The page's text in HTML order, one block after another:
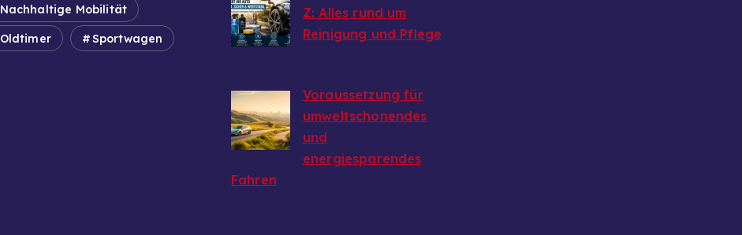
Nachhaltige Mobilität
Oldtimer Sportwagen
Z: Alles rund um
Reinigung und Pflege
Voraussetzung für
umweltschonendes
und
energiesparendes
Fahren